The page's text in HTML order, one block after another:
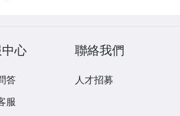
心
答
服
聯絡我們
人才招募